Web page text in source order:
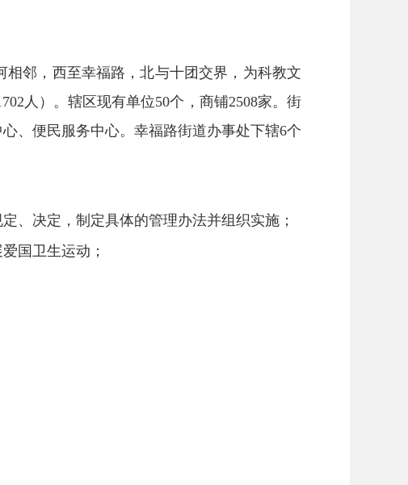
邻，西至幸福路，北与十团交界，为科教文
人）。辖区现有单位50个，商铺2508家。街
、便民服务中心。幸福路街道办事处下辖6个
、决定，制定具体的管理办法并组织实施；
国卫生运动；